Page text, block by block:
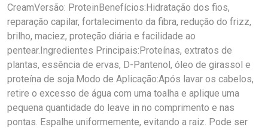
CreamVersão: ProteinBenefícios:Hidratação dos fios,
reparação capilar, fortalecimento da fibra, redução do frizz,
brilho, maciez, proteção diária e facilidade ao
pentear.Ingredientes Principais:Proteínas, extratos de
plantas, essência de ervas, D-Pantenol, óleo de girassol e
proteína de soja.Modo de Aplicação:Após lavar os cabelos,
retire o excesso de água com uma toalha e aplique uma
pequena quantidade do leave in no comprimento e nas
pontas. Espalhe uniformemente, evitando a raiz. Pode ser